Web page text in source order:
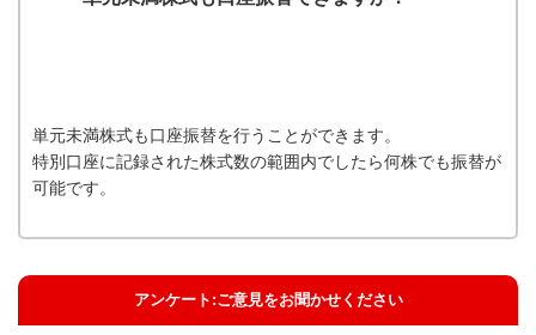
単元未満株式も口座振替を行うことができます。
特別口座に記録された株式数の範囲内でしたら何株でも振替が
可能です。
アンケート:ご意見をお聞かせください